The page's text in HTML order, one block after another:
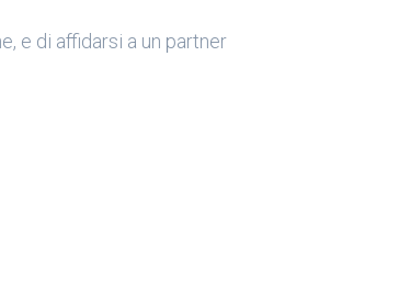
e di affidarsi a un partner